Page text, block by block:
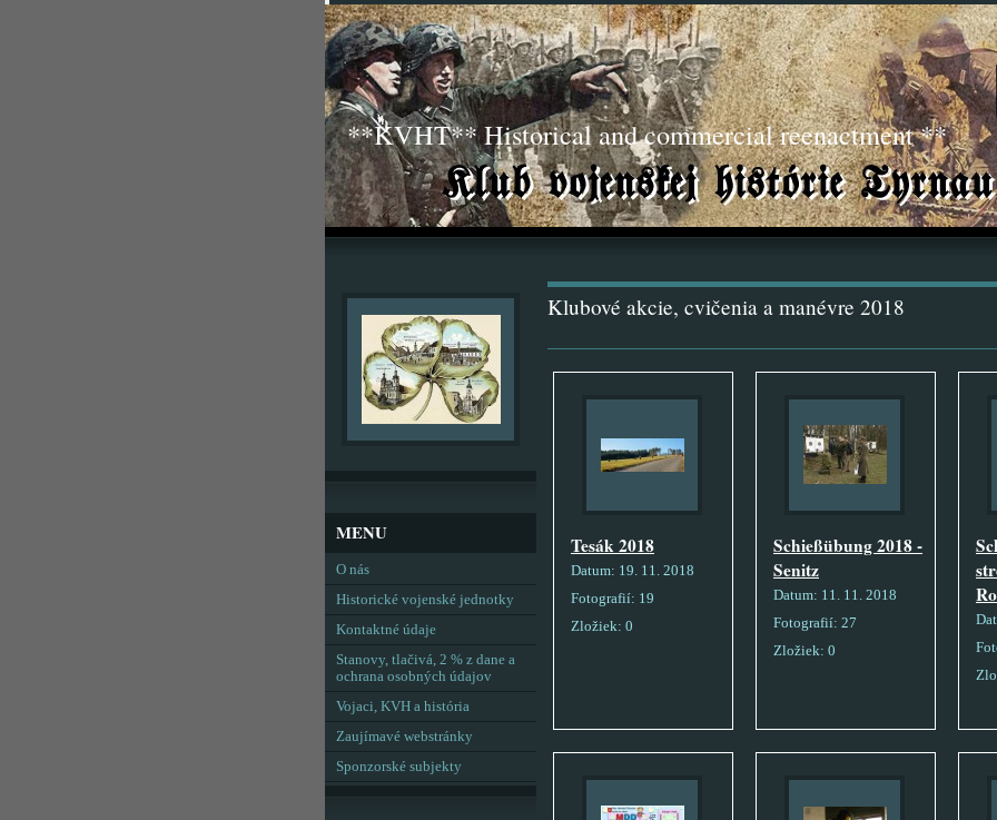
**KVHT** Historical and commercial reenactment **
Klubové akcie, cvičenia a manévre 2018
Tesák 2018
Datum: 19. 11. 2018
Fotografií: 19
Zložiek: 0
Schießübung 2018 -
Senitz
Datum: 11. 11. 2018
Fotografií: 27
Zložiek: 0
MENU
O nás
Historické vojenské jednotky
Kontaktné údaje
Stanovy, tlačivá, 2 % z dane a
ochrana osobných údajov
Vojaci, KVH a história
Zaujímavé webstránky
Sponzorské subjekty